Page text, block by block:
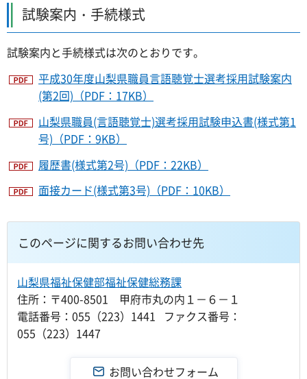
試験案内・手続様式
試験案内と手続様式は次のとおりです。
平成30年度山梨県職員言語聴覚士選考採用試験案内
(第2回)（PDF：17KB）
山梨県職員(言語聴覚士)選考採用試験申込書(様式第1
号)（PDF：9KB）
履歴書(様式第2号)（PDF：22KB）
面接カード(様式第3号)（PDF：10KB）
このページに関するお問い合わせ先
山梨県福祉保健部福祉保健総務課
住所：〒400-8501 甲府市丸の内１－６－１
電話番号：055（223）1441 ファクス番号：
055（223）1447